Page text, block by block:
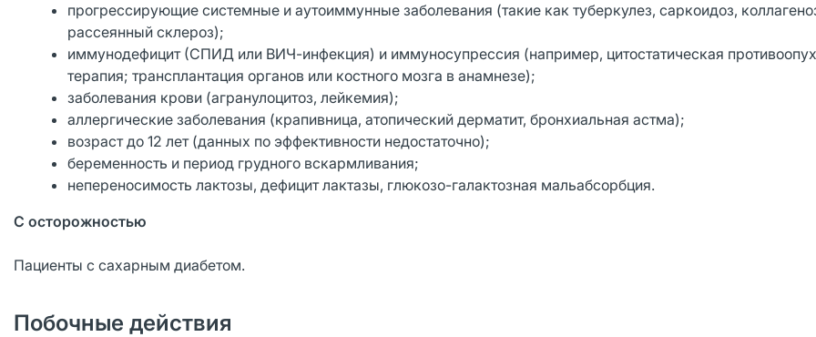
прогрессирующие системные и аутоиммунные заболевания (такие как туберкулез, саркоидоз,
рассеянный склероз);
иммунодефицит (СПИД или ВИЧ-инфекция) и иммуносупрессия (например, цитостатическая
терапия; трансплантация органов или костного мозга в анамнезе);
заболевания крови (агранулоцитоз, лейкемия);
аллергические заболевания (крапивница, атопический дерматит, бронхиальная астма);
возраст до 12 лет (данных по эффективности недостаточно);
беременность и период грудного вскармливания;
непереносимость лактозы, дефицит лактазы, глюкозо-галактозная мальабсорбция.
С осторожностью
Пациенты с сахарным диабетом.
Побочные действия